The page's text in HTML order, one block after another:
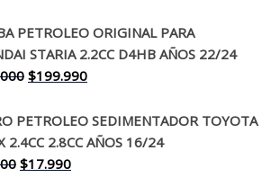
original
era:
$650.000.
actual
es:
$519.990.
PETROLEO ORIGINAL PARA
STARIA 2.2CC D4HB AÑOS 22/24
El
original
era:
$260.000.
$199.990El
actual
es:
PETROLEO SEDIMENTADOR TOYOTA
2.4CC 2.8CC AÑOS 16/24
El
$17.990El